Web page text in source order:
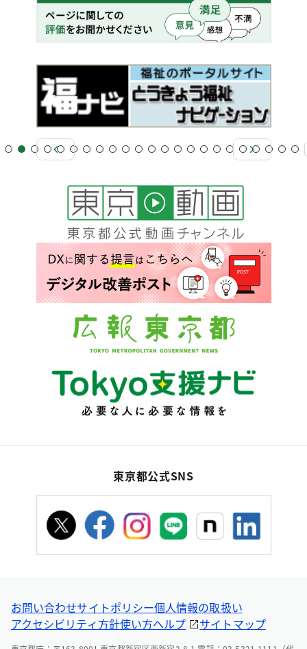
東京都公式SNS
お問い合わせサイトポリシー個人情報の取扱い
アクセシビリティ方針使い方ヘルプ サイトマップ